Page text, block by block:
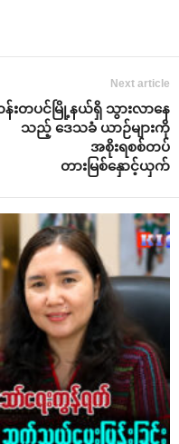
Next article
းတပင်မြို့နယ်ရှိ သွားလာ‌နေ
သည့် ‌ဒေသခံ ယာဉ်များကို
အစိုးရစစ်တပ်
တားမြစ်‌နှောင့်ယှက်